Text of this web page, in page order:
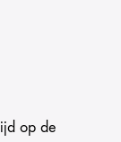
op de